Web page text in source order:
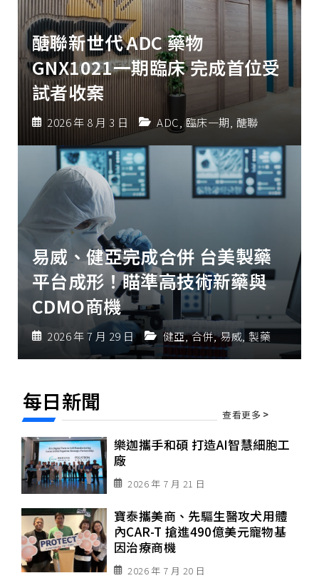
醣聯新世代 ADC 藥物
GNX1021一期臨床 完成首位受
試者收案
2026 年 8 月 3 日 ADC 臨床一期 醣聯
易威、健亞完成合併 台美製藥
平台成形！瞄準高技術新藥與
CDMO商機
2026 年 7 月 29 日 健亞, 合併, 易威 製藥
每日新聞 查看更多 >
樂迦攜手和碩 打造AI智慧細胞工
廠
2026 年 7 月 21 日
寶泰攜美商、先驅生醫攻犬用體
內CAR-T 搶進490億美元寵物基
因治療商機
2026 年 7 月 20 日